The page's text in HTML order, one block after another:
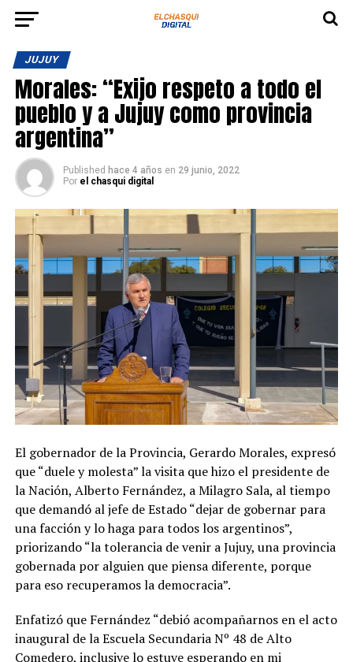
JUJUY
Morales: “Exijo respeto a todo el
pueblo y a Jujuy como provincia
argentina”
Published hace 4 años en 29 junio, 2022
Por el chasqui digital
El gobernador de la Provincia, Gerardo Morales, expresó
que “duele y molesta” la visita que hizo el presidente de
la Nación, Alberto Fernández, a Milagro Sala, al tiempo
que demandó al jefe de Estado “dejar de gobernar para
una facción y lo haga para todos los argentinos”,
priorizando “la tolerancia de venir a Jujuy, una provincia
gobernada por alguien que piensa diferente, porque
para eso recuperamos la democracia”.
Enfatizó que Fernández “debió acompañarnos en el acto
inaugural de la Escuela Secundaria Nº 48 de Alto
Comedero, inclusive lo estuve esperando en mi